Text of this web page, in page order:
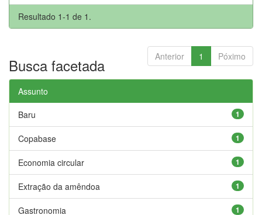
Resultado 1-1 de 1.
Anterior 1 Póximo
Busca facetada
Assunto
1
Baru
1
Copabase
1
Economia circular
1
Extração da amêndoa
1
Gastronomia